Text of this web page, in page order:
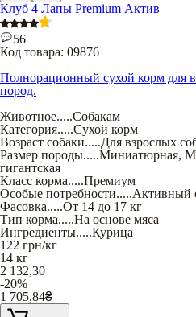
Клуб 4 Лапы Premium Актив
56
Код товара: 09876
Полнорационный сухой корм для
пород.
Животное.....Собакам
Категория.....Сухой корм
Возраст собаки.....Для взрослых
Размер породы.....Миниатюрная,
гигантская
Класс корма.....Премиум
Особые потребности.....Активный
Фасовка.....От 14 до 17 кг
Тип корма.....На основе мяса
Ингредиенты.....Курица
122 грн/кг
14 кг
2 132,30
-20%
1 705,84₴